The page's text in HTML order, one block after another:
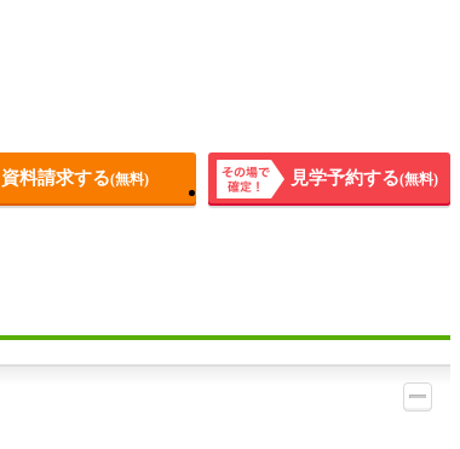
資料請求する(無料)
その場
見学予約する(無料)